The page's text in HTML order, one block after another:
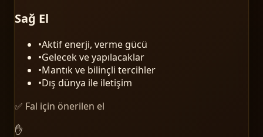
Sağ El
•Aktif enerji, verme gücü
•Gelecek ve yapılacaklar
•Mantık ve bilinçli tercihler
•Dış dünya ile iletişim
✅ Fal için önerilen el
✋